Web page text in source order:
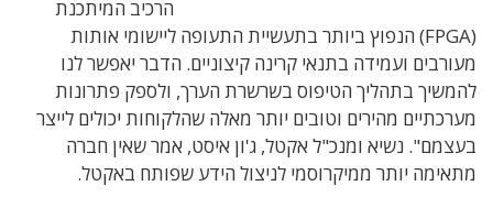
הרכיב המיתכנת
(FPGA) הנפוץ ביותר בתעשיית התעופה ליישומי אותות
מעורבים ועמידה בתנאי קרינה קיצוניים. הדבר יאפשר לנו
להמשיך בתהליך הטיפוס בשרשרת הערך, ולספק פתרונות
מערכתיים מהירים וטובים יותר מאלה שהלקוחות יכולים לייצר
בעצמם". נשיא ומנכ"ל אקטל, ג'ון איסט, אמר שאין חברה
מתאימה יותר ממיקרוסמי לניצול הידע שפותח באקטל.